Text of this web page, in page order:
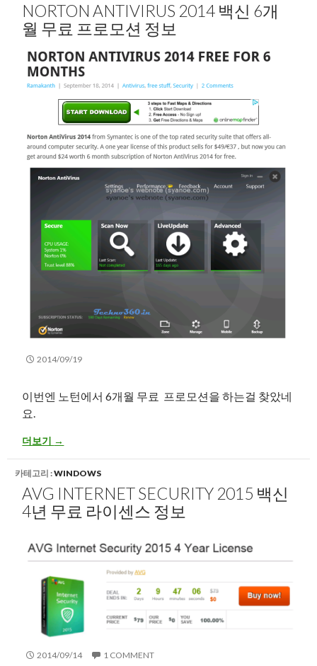
NORTON ANTIVIRUS 2014 백신 6개
월 무료 프로모션 정보
2014/09/19
이번엔 노턴에서 6개월 무료 프로모션을 하는걸 찾았네
요.
Norton Antivirus 2014 백신 6개월 무료 프로모션 정보
더보기 →
카테고리 :WINDOWS
AVG INTERNET SECURITY 2015 백신
4년 무료 라이센스 정보
2014/09/14 1 COMMENT